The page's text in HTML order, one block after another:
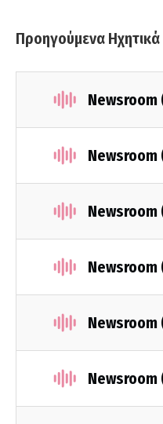
Προηγούμενα